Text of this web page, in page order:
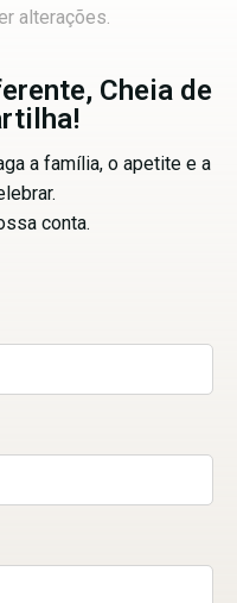
alterações.
Cheia de
a família, o apetite e a
conta.